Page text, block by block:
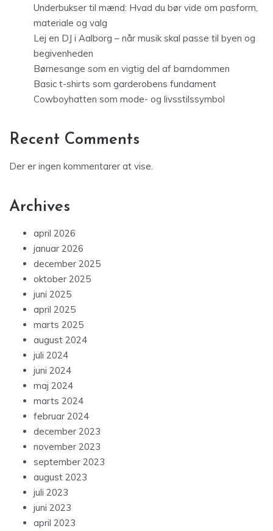
Underbukser til mænd: Hvad du bør vide om pasform,
materiale og valg
Lej en DJ i Aalborg – når musik skal passe til byen og
begivenheden
Børnesange som en vigtig del af barndommen
Basic t-shirts som garderobens fundament
Cowboyhatten som mode- og livsstilssymbol
Recent Comments
Der er ingen kommentarer at vise.
Archives
april 2026
januar 2026
december 2025
oktober 2025
juni 2025
april 2025
marts 2025
august 2024
juli 2024
juni 2024
maj 2024
marts 2024
februar 2024
december 2023
november 2023
september 2023
august 2023
juli 2023
juni 2023
april 2023